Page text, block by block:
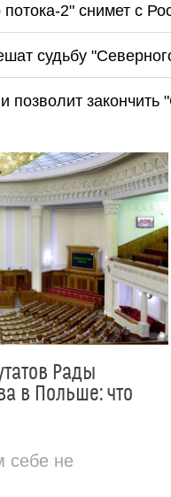
2" снимет с
судьбу
позволит
Рады
в Польше: что
себе не